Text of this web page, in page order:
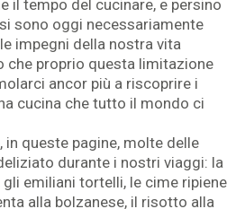
il tempo del cucinare, e persino
sono oggi necessariamente
impegni della nostra vita
che proprio questa limitazione
ancor più a riscoprire i
cucina che tutto il mondo ci
in queste pagine, molte delle
durante i nostri viaggi: la
emiliani tortelli, le cime ripiene
alla bolzanese, il risotto alla